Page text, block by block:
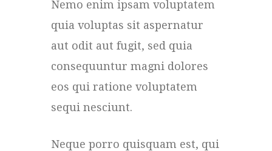
Nemo enim ipsam voluptatem
quia voluptas sit aspernatur
aut odit aut fugit, sed quia
consequuntur magni dolores
eos qui ratione voluptatem
sequi nesciunt.
Neque porro quisquam est, qui